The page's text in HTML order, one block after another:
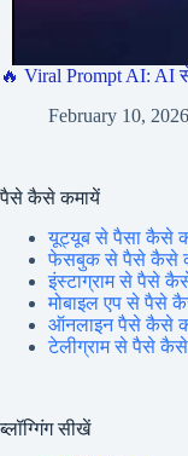
🔥 Viral Prompt AI: AI
February 10, 2026
पैसे कैसे कमायें
यूट्यूब से पैसा कैसे
फेसबुक से पैसे कैसे
इंस्टाग्राम से पैसे
मोबाइल एप से पैसे
ऑनलाइन पैसे कैसे
टेलीग्राम से पैसे
ब्लॉग्गिंग सीखें